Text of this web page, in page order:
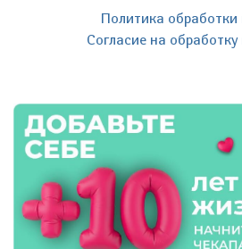
Политика
Согласие на